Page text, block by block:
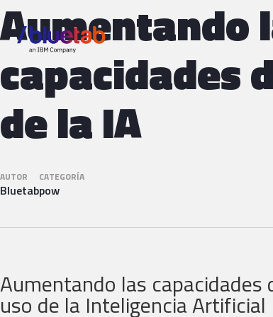
Aumentando
capacidades
de la IA
AUTOR
Bluetab
CATEGORÍA
pow
Aumentando las capacidades
uso de la Inteligencia Artificial